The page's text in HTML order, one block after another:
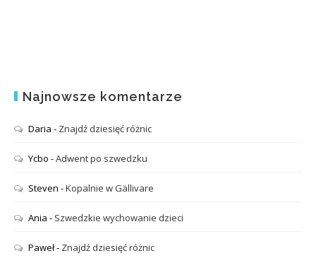
Najnowsze komentarze
Daria - Znajdź dziesięć różnic
Ycbo -Adwent po szwedzku
Steven -Kopalnie w Gällivare
Ania - Szwedzkie wychowanie dzieci
Paweł- Znajdź dziesięć różnic